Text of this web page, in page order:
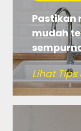
Pastikan
mudah
Lihat Tips